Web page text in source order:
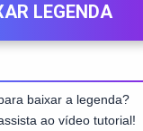
LEGENDA
baixar a legenda?
ao vídeo tutorial!